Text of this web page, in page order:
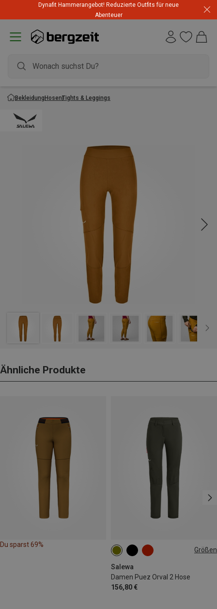
Dynafit Hammerangebot! Reduzierte Outfits für neue
Abenteuer
BekleidungHosenTights & Leggings
Ähnliche Produkte
Du sparst 69%
Größen
Salewa
Damen Puez Orval 2 Hose
156,80 €
S M L